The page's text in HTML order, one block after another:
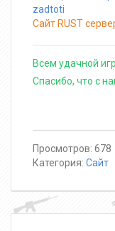
zadtoti
Сайт RUST
Всем удачной
Спасибо, что с
Просмотров: 678
Категория: Сайт